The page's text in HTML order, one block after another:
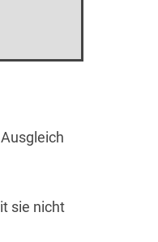
sie nicht